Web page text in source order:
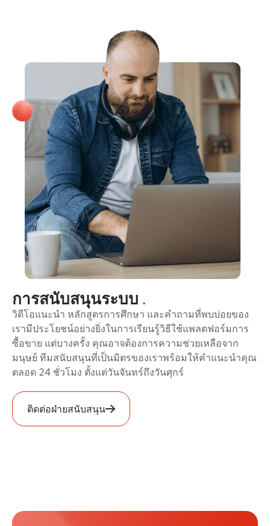
การสนับสนุนระบบ .
วิดีโอแนะนำ หลักสูตรการศึกษา และคำถามที่พบบ่อยของ
เรามีประโยชน์อย่างยิ่งในการเรียนรู้วิธีใช้แพลตฟอร์มการ
ซื้อขาย แต่บางครั้ง คุณอาจต้องการความช่วยเหลือจาก
มนุษย์ ทีมสนับสนุนที่เป็นมิตรของเราพร้อมให้คำแนะนำคุณ
ตลอด 24 ชั่วโมง ตั้งแต่วันจันทร์ถึงวันศุกร์
ติดต่อฝ่ายสนับสนุน